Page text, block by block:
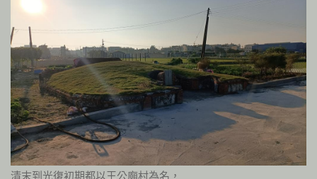
清末到光復初期都以王公廟村為名，